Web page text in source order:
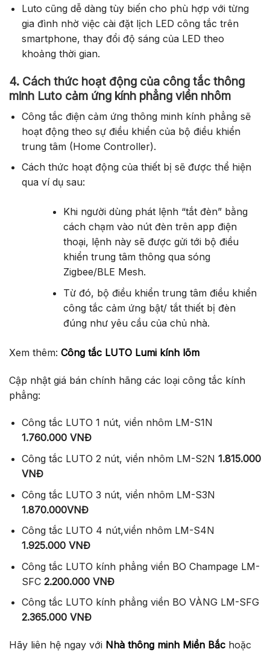
Luto cũng dễ dàng tùy biến cho phù hợp với từng
gia đình nhờ việc cài đặt lịch LED công tắc trên
smartphone, thay đổi độ sáng của LED theo
khoảng thời gian.
4. Cách thức hoạt động của công tắc thông
minh Luto cảm ứng kính phẳng viền nhôm
Công tắc điện cảm ứng thông minh kính phẳng sẽ
hoạt động theo sự điều khiển của bộ điều khiển
trung tâm (Home Controller).
Cách thức hoạt động của thiết bị sẽ được thể hiện
qua ví dụ sau:
Khi người dùng phát lệnh “tắt đèn” bằng
cách chạm vào nút đèn trên app điện
thoại, lệnh này sẽ được gửi tới bộ điều
khiển trung tâm thông qua sóng
Zigbee/BLE Mesh.
Từ đó, bộ điều khiển trung tâm điều khiển
công tắc cảm ứng bật/ tắt thiết bị đèn
đúng như yêu cầu của chủ nhà.
Xem thêm: Công tắc LUTO Lumi kính lõm
Cập nhật giá bán chính hãng các loại công tắc kính
phẳng:
Công tắc LUTO 1 nút, viền nhôm LM-S1N
1.760.000VNĐ
Công tắc LUTO 2 nút, viền nhôm LM-S2N 1.815.000
VNĐ
Công tắc LUTO 3 nút, viền nhôm LM-S3N
1.870.000VNĐ
Công tắc LUTO 4 nút,viền nhôm LM-S4N
1.925.000 VNĐ
Công tắc LUTO kính phẳng viền BO Champage LM-
SFC 2.200.000 VNĐ
Công tắc LUTO kính phẳng viền BO VÀNG LM-SFG
2.365.000 VNĐ
Hãy liên hệ ngay với Nhà thông minh Miền Bắc hoặc